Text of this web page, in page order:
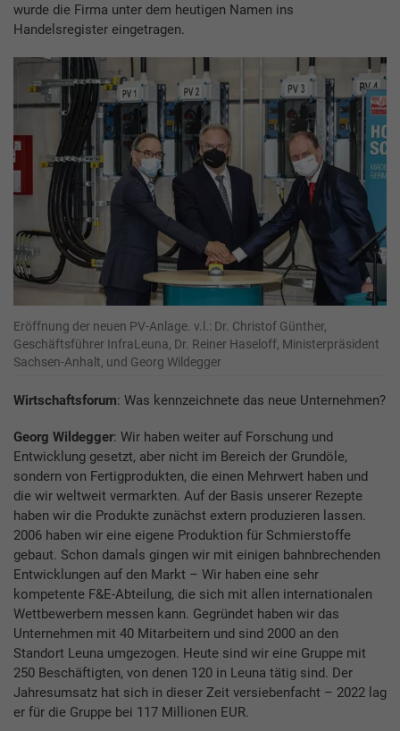
wurde die Firma unter dem heutigen Namen ins
Handelsregister eingetragen.
Eröffnung der neuen PV-Anlage. v.l.: Dr. Christof Günther,
Geschäftsführer InfraLeuna, Dr. Reiner Haseloff, Ministerpräsident
Sachsen-Anhalt, und Georg Wildegger
Wirtschaftsforum: Was kennzeichnete das neue Unternehmen?
Georg Wildegger: Wir haben weiter auf Forschung und
Entwicklung gesetzt, aber nicht im Bereich der Grundöle,
sondern von Fertigprodukten, die einen Mehrwert haben und
die wir weltweit vermarkten. Auf der Basis unserer Rezepte
haben wir die Produkte zunächst extern produzieren lassen.
2006 haben wir eine eigene Produktion für Schmierstoffe
gebaut. Schon damals gingen wir mit einigen bahnbrechenden
Entwicklungen auf den Markt – Wir haben eine sehr
kompetente F&E-Abteilung, die sich mit allen internationalen
Wettbewerbern messen kann. Gegründet haben wir das
Unternehmen mit 40 Mitarbeitern und sind 2000 an den
Standort Leuna umgezogen. Heute sind wir eine Gruppe mit
250 Beschäftigten, von denen 120 in Leuna tätig sind. Der
Jahresumsatz hat sich in dieser Zeit versiebenfacht – 2022 lag
er für die Gruppe bei 117 Millionen EUR.